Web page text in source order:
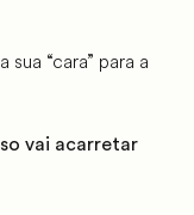
“cara” para a
vai acarretar